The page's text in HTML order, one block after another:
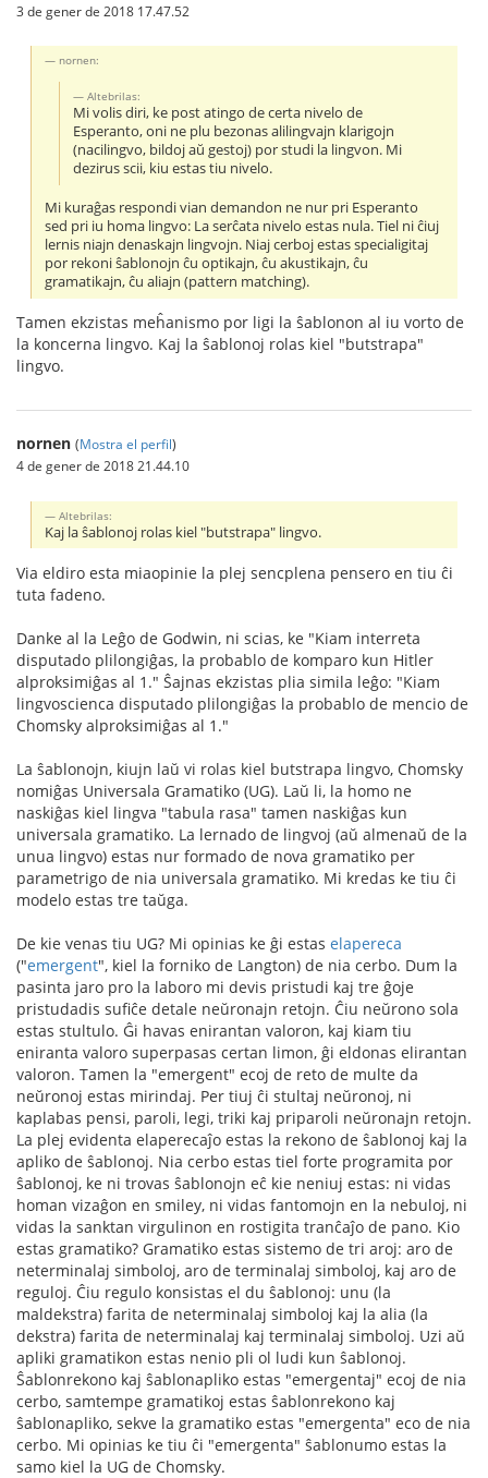
3 de gener de 2018 17.47.52
nornen:
Altebrilas:
Mi volis diri, ke post atingo de certa nivelo de
Esperanto, oni ne plu bezonas alilingvajn klarigojn
(nacilingvo, bildoj aŭ gestoj) por studi la lingvon. Mi
dezirus scii, kiu estas tiu nivelo.
Mi kuraĝas respondi vian demandon ne nur pri Esperanto
sed pri iu homa lingvo: La serĉata nivelo estas nula. Tiel ni ĉiuj
lernis niajn denaskajn lingvojn. Niaj cerboj estas specialigitaj
por rekoni ŝablonojn ĉu optikajn, ĉu akustikajn, ĉu
gramatikajn, ĉu aliajn (pattern matching).
Tamen ekzistas meĥanismo por ligi la ŝablonon al iu vorto de
la koncerna lingvo. Kaj la ŝablonoj rolas kiel "butstrapa"
lingvo.
nornen (Mostra el perfil)
4 de gener de 2018 21.44.10
Altebrilas:
Kaj la ŝablonoj rolas kiel "butstrapa" lingvo.
Via eldiro esta miaopinie la plej sencplena pensero en tiu ĉi
tuta fadeno.
Danke al la Leĝo de Godwin, ni scias, ke "Kiam interreta
disputado plilongiĝas, la probablo de komparo kun Hitler
alproksimiĝas al 1." Ŝajnas ekzistas plia simila leĝo: "Kiam
lingvoscienca disputado plilongiĝas la probablo de mencio de
Chomsky alproksimiĝas al 1."
La ŝablonojn, kiujn laŭ vi rolas kiel butstrapa lingvo, Chomsky
nomiĝas Universala Gramatiko (UG). Laŭ li, la homo ne
naskiĝas kiel lingva "tabula rasa" tamen naskiĝas kun
universala gramatiko. La lernado de lingvoj (aŭ almenaŭ de la
unua lingvo) estas nur formado de nova gramatiko per
parametrigo de nia universala gramatiko. Mi kredas ke tiu ĉi
modelo estas tre taŭga.
De kie venas tiu UG? Mi opinias ke ĝi estas elapereca
("emergent", kiel la forniko de Langton) de nia cerbo. Dum la
pasinta jaro pro la laboro mi devis pristudi kaj tre ĝoje
pristudadis sufiĉe detale neŭronajn retojn. Ĉiu neŭrono sola
estas stultulo. Ĝi havas enirantan valoron, kaj kiam tiu
eniranta valoro superpasas certan limon, ĝi eldonas elirantan
valoron. Tamen la "emergent" ecoj de reto de multe da
neŭronoj estas mirindaj. Per tiuj ĉi stultaj neŭronoj, ni
kaplabas pensi, paroli, legi, triki kaj priparoli neŭronajn retojn.
La plej evidenta elaperecaĵo estas la rekono de ŝablonoj kaj la
apliko de ŝablonoj. Nia cerbo estas tiel forte programita por
ŝablonoj, ke ni trovas ŝablonojn eĉ kie neniuj estas: ni vidas
homan vizaĝon en smiley, ni vidas fantomojn en la nebuloj, ni
vidas la sanktan virgulinon en rostigita tranĉaĵo de pano. Kio
estas gramatiko? Gramatiko estas sistemo de tri aroj: aro de
neterminalaj simboloj, aro de terminalaj simboloj, kaj aro de
reguloj. Ĉiu regulo konsistas el du ŝablonoj: unu (la
maldekstra) farita de neterminalaj simboloj kaj la alia (la
dekstra) farita de neterminalaj kaj terminalaj simboloj. Uzi aŭ
apliki gramatikon estas nenio pli ol ludi kun ŝablonoj.
Ŝablonrekono kaj ŝablonapliko estas "emergentaj" ecoj de nia
cerbo, samtempe gramatikoj estas ŝablonrekono kaj
ŝablonapliko, sekve la gramatiko estas "emergenta" eco de nia
cerbo. Mi opinias ke tiu ĉi "emergenta" ŝablonumo estas la
samo kiel la UG de Chomsky.